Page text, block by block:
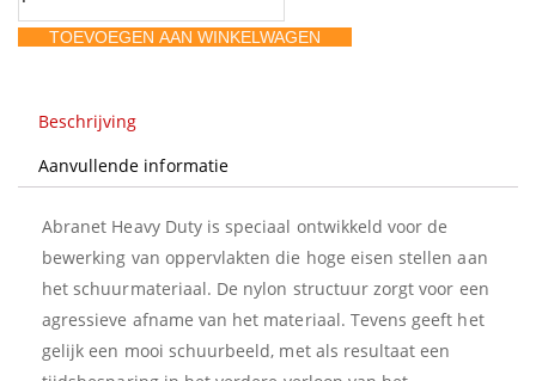
mm
x
TOEVOEGEN AAN WINKELWAGEN
Beschrijving
Aanvullende informatie
Abranet Heavy Duty is speciaal ontwikkeld voor de
bewerking van oppervlakten die hoge eisen stellen aan
het schuurmateriaal. De nylon structuur zorgt voor een
agressieve afname van het materiaal. Tevens geeft het
gelijk een mooi schuurbeeld, met als resultaat een